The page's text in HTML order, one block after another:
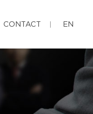
CONTACT EN